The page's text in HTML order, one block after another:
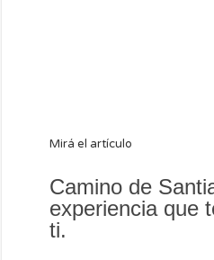
Mirá el artículo
Camino de
experiencia que
ti.